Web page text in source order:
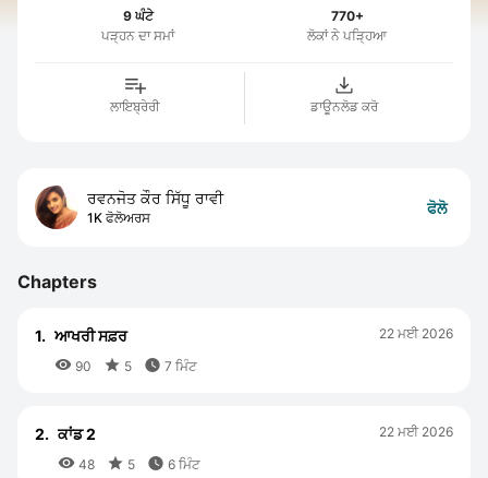
9 ਘੰਟੇ
ਪੜ੍ਹਨ ਦਾ ਸਮਾਂ
770+
ਲੋਕਾਂ ਨੇ ਪੜ੍ਹਿਆ
ਲਾਇਬ੍ਰੇਰੀ ਡਾਊਨਲੋਡ ਕਰੋ
ਰਵਨਜੋਤ ਕੌਰ ਸਿੱਧੂ ਰਾਵੀ
1K ਫੋਲੋਅਰਸ
ਫੋਲੋ
Chapters
1. ਆਖਰੀ ਸਫ਼ਰ
 90  5  7 ਮਿੰਟ
22 ਮਈ 2026
2. ਕਾਂਡ 2
 48  5  6 ਮਿੰਟ
22 ਮਈ 2026